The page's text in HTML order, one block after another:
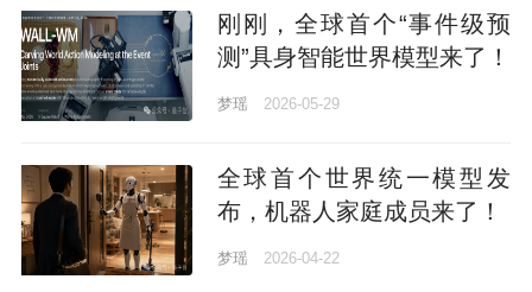
刚刚，全球⾸个“事件级预
测”具身智能世界模型来了！
梦瑶 2026-05-29
全球首个世界统一模型发
布，机器人家庭成员来了！
梦瑶 2026-04-22